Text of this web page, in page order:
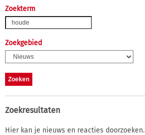
Zoekterm
Zoekgebied
Zoekresultaten
Hier kan je nieuws en reacties